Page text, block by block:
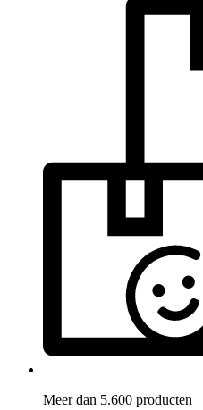
Meer dan 5.600 producten